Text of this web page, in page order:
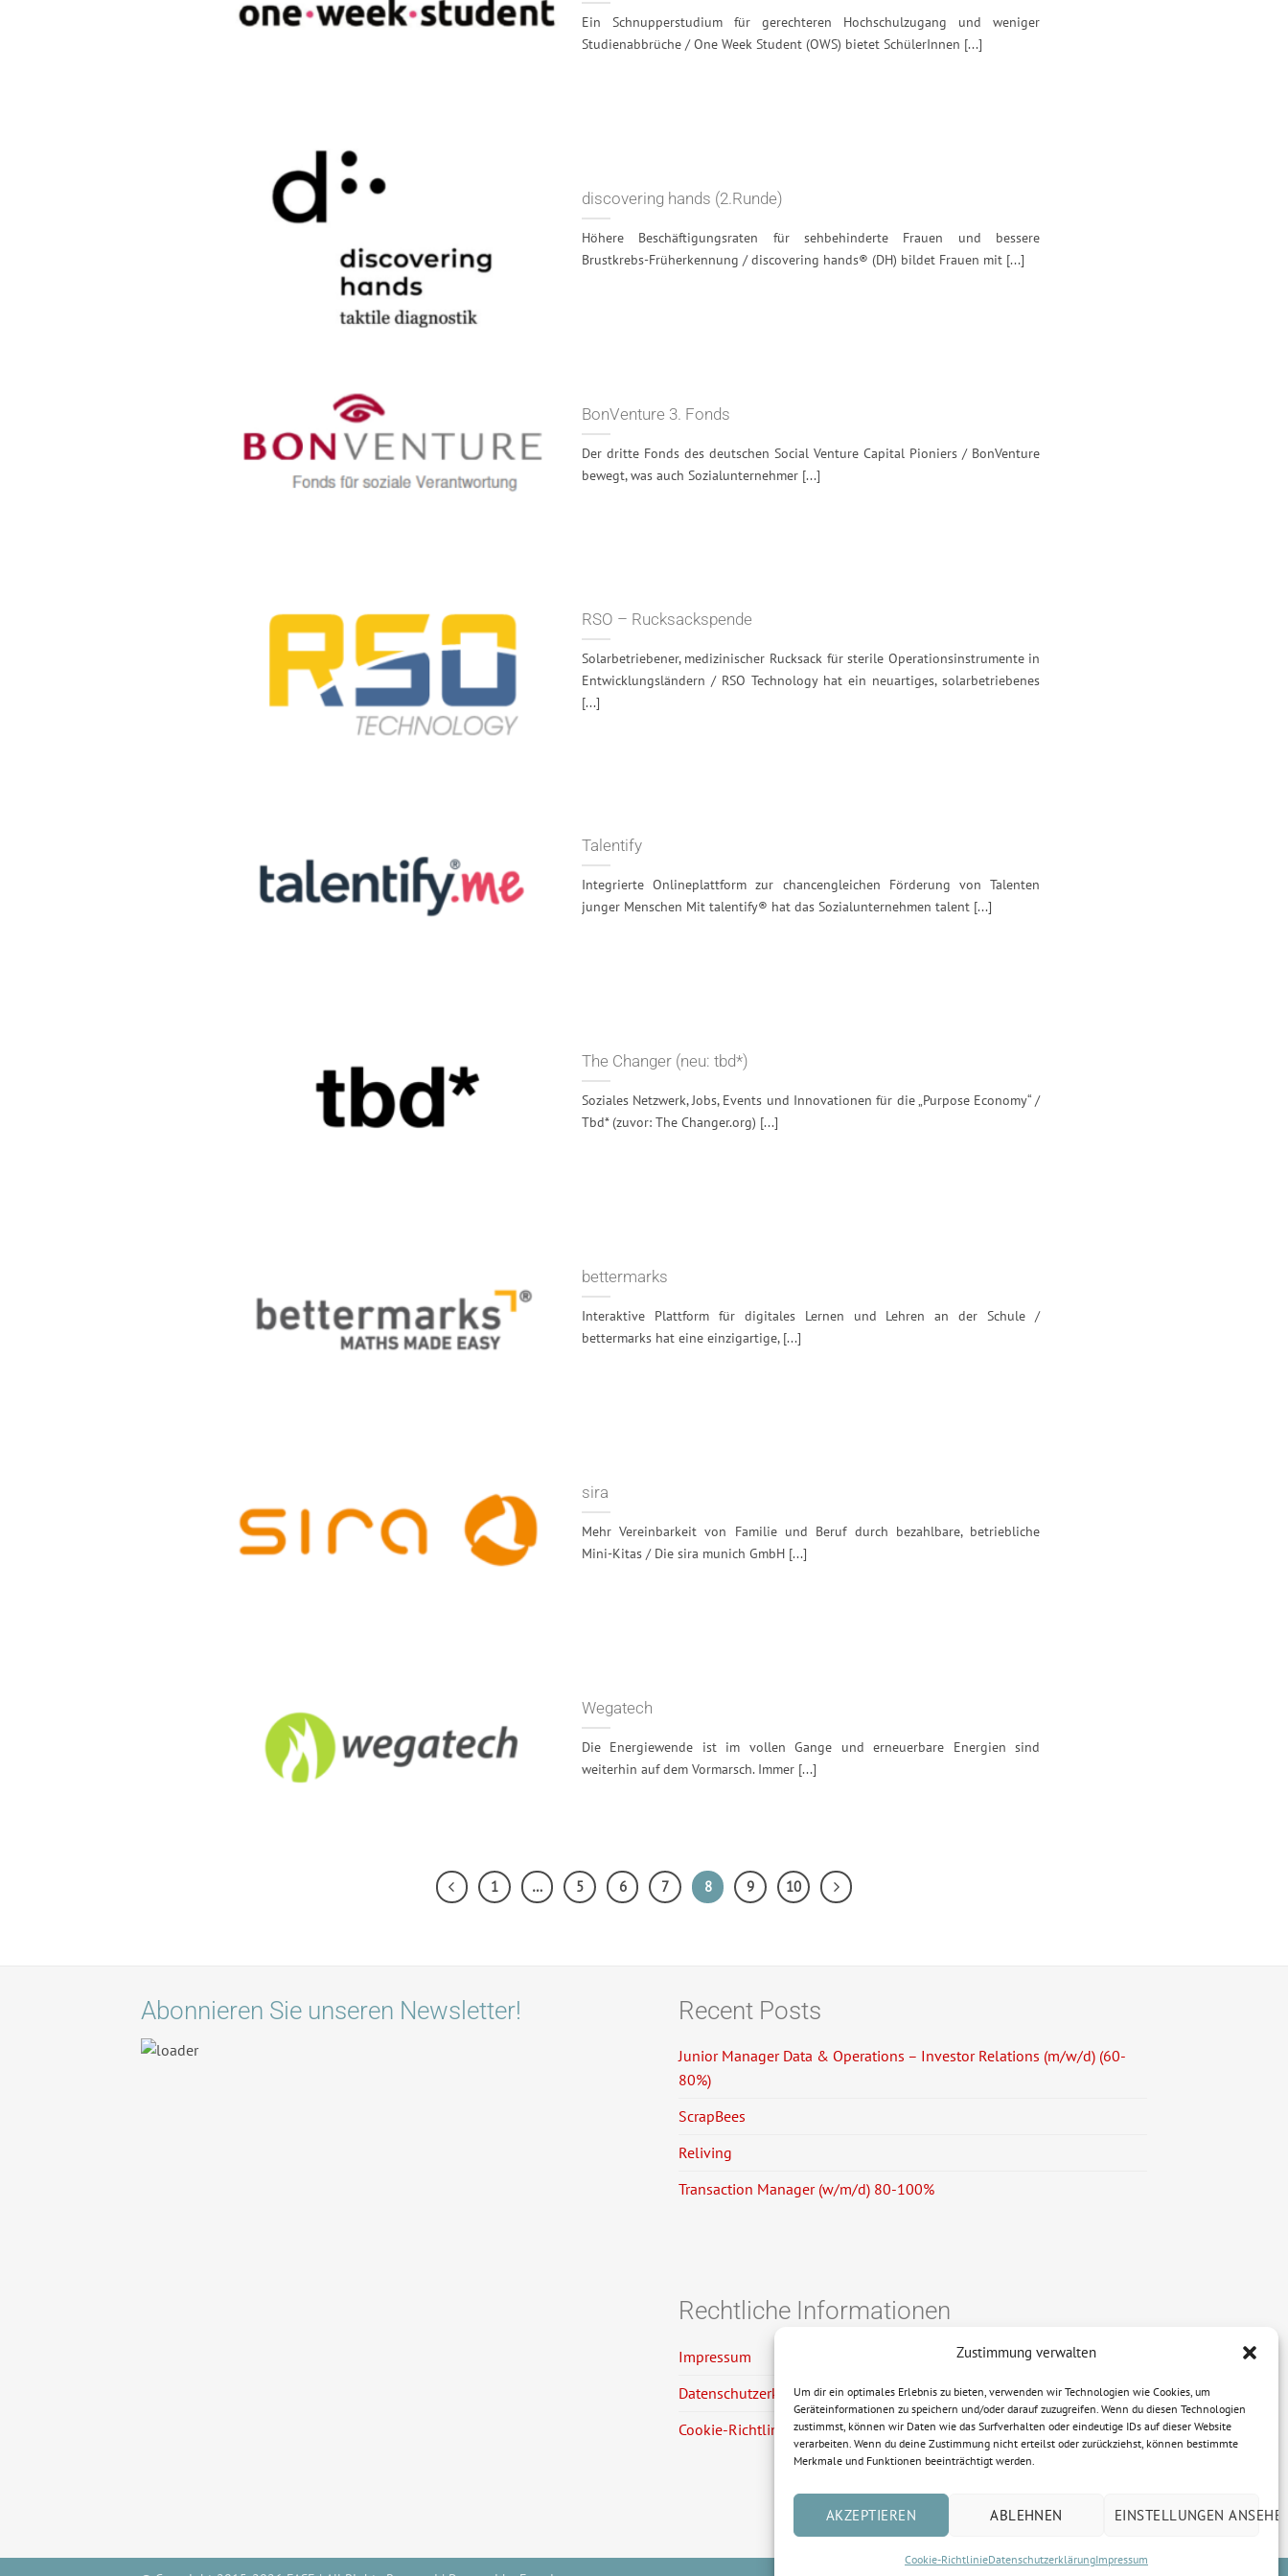
Zustimmung verwalten
Um dir ein optimales Erlebnis zu bieten, verwenden wir Technologien wie Cookies, um
Geräteinformationen zu speichern und/oder darauf zuzugreifen. Wenn du diesen Technologien
zustimmst, können wir Daten wie das Surfverhalten oder eindeutige IDs auf dieser Website
verarbeiten. Wenn du deine Zustimmung nicht erteilst oder zurückziehst, können bestimmte
Merkmale und Funktionen beeinträchtigt werden.
AKZEPTIEREN ABLEHNEN EINSTELLUNGEN
Cookie-RichtlinieDatenschutzerklärungImpressum
Ein Schnupperstudium für gerechteren Hochschulzugang und weniger
Studienabbrüche / One Week Student (OWS) bietet SchülerInnen [...]
discovering hands (2.Runde)
Höhere Beschäftigungsraten für sehbehinderte Frauen und bessere
Brustkrebs-Früherkennung / discovering hands® (DH) bildet Frauen mit [...]
BonVenture 3. Fonds
Der dritte Fonds des deutschen Social Venture Capital Pioniers / BonVenture
bewegt, was auch Sozialunternehmer [...]
RSO – Rucksackspende
Solarbetriebener, medizinischer Rucksack für sterile Operationsinstrumente in
Entwicklungsländern / RSO Technology hat ein neuartiges, solarbetriebenes
[...]
Talentify
Integrierte Onlineplattform zur chancengleichen Förderung von Talenten
junger Menschen Mit talentify® hat das Sozialunternehmen talent [...]
The Changer (neu: tbd*)
Soziales Netzwerk, Jobs, Events und Innovationen für die „Purpose Economy“ /
Tbd* (zuvor: The Changer.org) [...]
bettermarks
Interaktive Plattform für digitales Lernen und Lehren an der Schule /
bettermarks hat eine einzigartige, [...]
sira
Mehr Vereinbarkeit von Familie und Beruf durch bezahlbare, betriebliche
Mini-Kitas / Die sira munich GmbH [...]
Wegatech
Die Energiewende ist im vollen Gange und erneuerbare Energien sind
weiterhin auf dem Vormarsch. Immer [...]
1 … 5 6 7 8 9 10
Abonnieren Sie unseren Newsletter! Recent Posts
Junior Manager Data & Operations – Investor Relations (m/w/d) (60-
80%)
ScrapBees
Reliving
Transaction Manager (w/m/d) 80-100%
Rechtliche Informationen
Impressum
Datenschutzerklärung
Cookie-Richtlinie (EU)